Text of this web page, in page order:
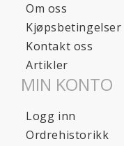
Om oss
Kjøpsbetingelser
Kontakt oss
Artikler
MIN KONTO
Logg inn
Ordrehistorikk